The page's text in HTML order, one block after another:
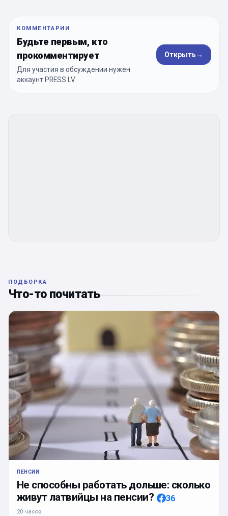
КОММЕНТАРИИ
Будьте первым, кто
прокомментирует
Для участия в обсуждении нужен
аккаунт PRESS.LV.
Открыть→
ПОДБОРКА
Что-то почитать
ПЕНСИИ
Не способны работать дольше: сколько
живут латвийцы на пенсии?
36
20 часов